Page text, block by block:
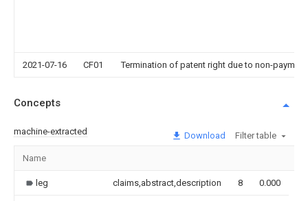
2021-07-16 CF01 Termination of patent right due to non-
Concepts
machine-extracted Download Filter table
Name
leg claims,abstract,description 8 0.000